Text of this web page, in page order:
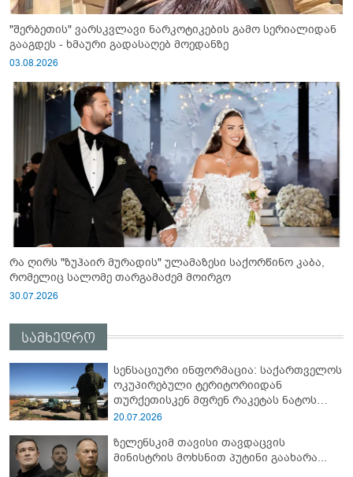
"შერბეთის" ვარსკვლავი ნარკოტიკების გამო სერიალიდან
გააგდეს - ხმაური გადასაღებ მოედანზე
03.08.2026
რა ღირს "ზუჰაირ მურადის" ულამაზესი საქორწინო კაბა,
რომელიც სალომე თარგამაძემ მოირგო
30.07.2026
სამხედრო
სენსაციური ინფორმაცია: საქართველოს
ოკუპირებული ტერიტორიიდან
თურქეთისკენ მფრენ რაკეტას ნატოს
სამიტი კინაღამ ჩაუშლია
20.07.2026
ზელენსკიმ თავისი თავდაცვის
მინისტრის მოხსნით პუტინი გაახარა...